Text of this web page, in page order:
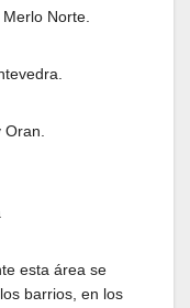
Norte.
Oran.
esta área se
barrios, en los